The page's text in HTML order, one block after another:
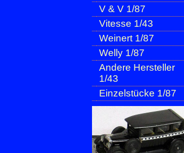
V & V 1/87
Vitesse 1/43
Weinert 1/87
Welly 1/87
Andere Hersteller
1/43
Einzelstücke 1/87